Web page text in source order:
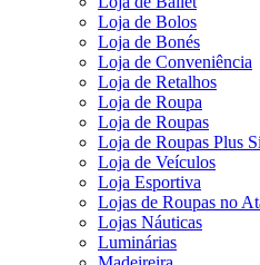
Loja de Bolos
Loja de Bonés
Loja de Conveniência
Loja de Retalhos
Loja de Roupa
Loja de Roupas
Loja de Roupas Plus
Loja de Veículos
Loja Esportiva
Lojas de Roupas no
Lojas Náuticas
Luminárias